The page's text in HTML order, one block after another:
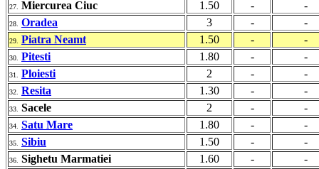
27. Miercurea Ciuc 1.50 - -
28. Oradea 3 - -
29. Piatra Neamt 1.50 - -
30. Pitesti 1.80 - -
31. Ploiesti 2 - -
32. Resita 1.30 - -
33. Sacele 2 - -
34. Satu Mare 1.80 - -
35. Sibiu 1.50 - -
36. Sighetu Marmatiei 1.60 - -